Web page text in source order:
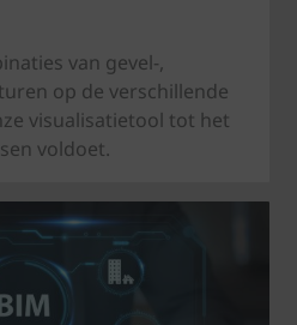
van gevel-,
op de verschillende
visualisatietool tot het
voldoet.